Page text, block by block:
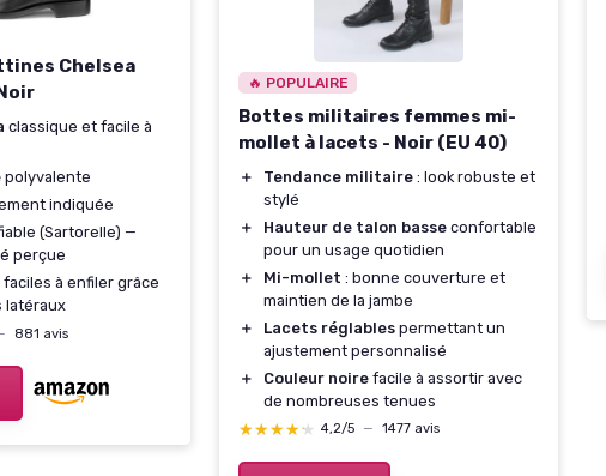
Chelsea
classique et facile à
polyvalente
indiquée
(Sartorelle) —
perçue
à enfiler grâce
latéraux
881 avis
🔥 POPULAIRE
Bottes militaires femmes mi-
mollet à lacets - Noir (EU 40)
＋ Tendance militaire : look robuste et
stylé
＋
Hauteur de talon basse confortable
pour un usage quotidien
＋
Mi-mollet : bonne couverture et
maintien de la jambe
＋
Lacets réglables permettant un
ajustement personnalisé
＋
Couleur noire facile à assortir avec
de nombreuses tenues
★★★★★
★★★★★ 4,2/5 — 1477 avis